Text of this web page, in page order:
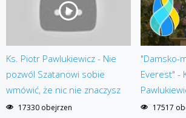
Ks. Piotr Pawlukiewicz - Nie
pozwól Szatanowi sobie
wmówić, że nic nie znaczysz
17330 obejrzen
"Damsko-
Everest" -
17517